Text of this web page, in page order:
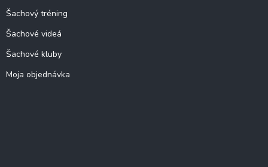
Šachový tréning
Šachové videá
Šachové kluby
Moja objednávka